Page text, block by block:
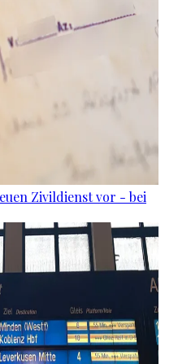
Zivildienst vor - bei